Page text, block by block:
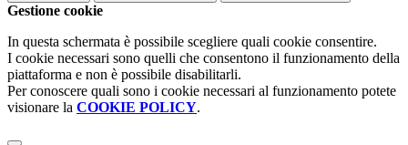
Gestione cookie
In questa schermata è possibile scegliere quali cookie consentire.
I cookie necessari sono quelli che consentono il funzionamento della
piattaforma e non è possibile disabilitarli.
Per conoscere quali sono i cookie necessari al funzionamento potete
visionare la COOKIE POLICY.